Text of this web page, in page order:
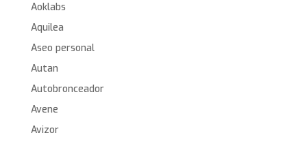
Aoklabs
Aquilea
Aseo personal
Autan
Autobronceador
Avene
Avizor